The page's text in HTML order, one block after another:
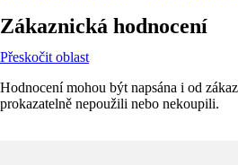
Zákaznická hodnocení
Přeskočit oblast
Hodnocení mohou být napsána i od
prokazatelně nepoužili nebo nekoupili.